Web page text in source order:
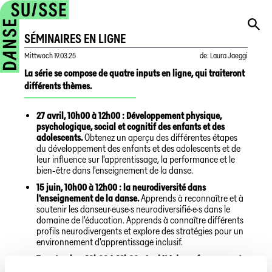
SÉMINAIRES EN LIGNE
Mittwoch19.03.25 de: Laura Jaeggi
La série se compose de quatre inputs en ligne, qui traiteront
différents thèmes.
27 avril, 10h00 à 12h00 : Développement physique,
psychologique, social et cognitif des enfants et des
adolescents.Obtenez un aperçu des différentes étapes
du développement des enfants et des adolescents et de
leur influence sur l'apprentissage, la performance et le
bien-être dans l'enseignement de la danse.
15 juin, 10h00 à 12h00 : la neurodiversité dans
l'enseignement de la danse.Apprends à reconnaître et à
soutenir les danseur·euse·s neurodiversifié·e·s dans le
domaine de l'éducation. Apprends à connaître différents
profils neurodivergents et explore des stratégies pour un
environnement d'apprentissage inclusif.
7 septembre, 10h00 à 12h00 : Anxiété de performance et